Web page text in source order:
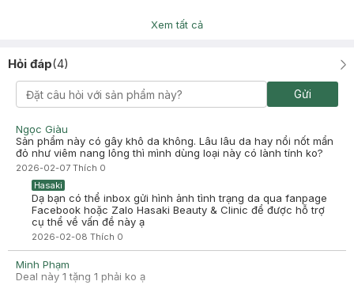
Đã mua hàng
Hasaki
Hasaki xin chào! Hasaki cảm ơn Huy Mụp đã dành thời gian
đánh giá. Sự hài lòng của khách hàng là động lực to lớn để
Hasaki ngày càng phát triển hơn nữa về chất lượng dịch vụ.
Cảm ơn bạn đã tin tưởng và mua sắm tại Hasaki!
Xem tất cả
Hỏi đáp(4)
Gửi
Ngọc Giàu
Sản phẩm này có gây khô da không. Lâu lâu da hay nổi nốt mẩn
đỏ như viêm nang lông thì mình dùng loại này có lành tính ko?
2026-02-07 Thích 0
Hasaki
Dạ bạn có thể inbox gửi hình ảnh tình trạng da qua fanpage
Facebook hoặc Zalo Hasaki Beauty & Clinic để được hỗ trợ
cụ thể về vấn đề này ạ
2026-02-08 Thích 0
Minh Phạm
Deal này 1 tặng 1 phải ko ạ